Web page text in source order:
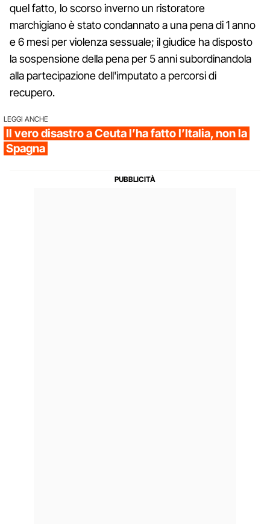
quel fatto, lo scorso inverno un ristoratore
marchigiano è stato condannato a una pena di 1 anno
e 6 mesi per violenza sessuale; il giudice ha disposto
la sospensione della pena per 5 anni subordinandola
alla partecipazione dell'imputato a percorsi di
recupero.
LEGGI ANCHE
Il vero disastro a Ceuta l’ha fatto l’Italia, non la
Spagna